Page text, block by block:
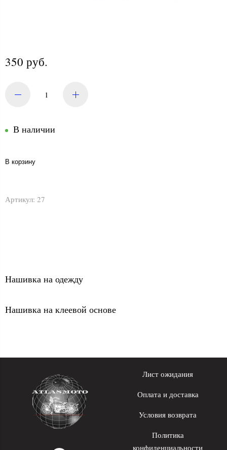
350 руб.
В наличии
В корзину
Артикул: 27
Нашивка на одежду
Нашивка на клеевой основе
Лист ожидания
Оплата и доставка
Условия возврата
Политика
конфиденциальности